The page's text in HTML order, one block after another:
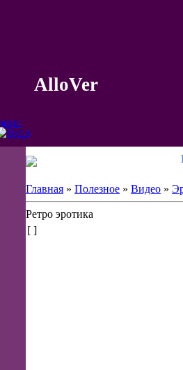
AlloVer
Главная » Полезное » Видео »
Ретро эротика
[ ]